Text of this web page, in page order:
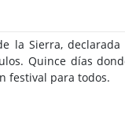
la Sierra,
Quince días
festival para todos.